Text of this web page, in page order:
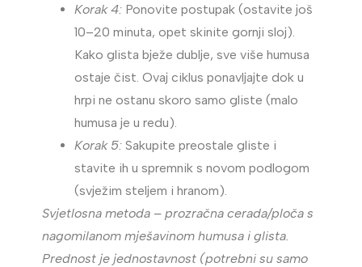
Korak 4: Ponovite postupak (ostavite još
10–20 minuta, opet skinite gornji sloj).
Kako glista bježe dublje, sve više humusa
ostaje čist. Ovaj ciklus ponavljajte dok u
hrpi ne ostanu skoro samo gliste (malo
humusa je u redu).
Korak 5: Sakupite preostale gliste i
stavite ih u spremnik s novom podlogom
(svježim steljem i hranom).
Svjetlosna metoda – prozračna cerada/ploča s
nagomilanom mješavinom humusa i glista.
Prednost je jednostavnost (potrebni su samo